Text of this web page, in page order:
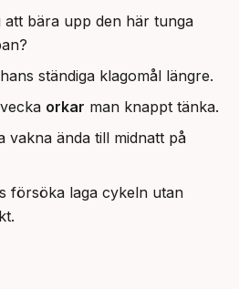
att bära upp den här tunga
ständiga klagomål längre.
orkar man knappt tänka.
vakna ända till midnatt på
försöka laga cykeln utan